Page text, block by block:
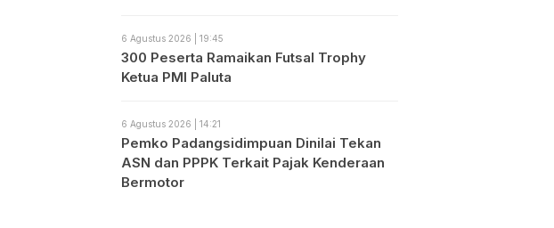
6 Agustus 2026 | 19:45
300 Peserta Ramaikan Futsal Trophy
Ketua PMI Paluta
6 Agustus 2026 | 14:21
Pemko Padangsidimpuan Dinilai Tekan
ASN dan PPPK Terkait Pajak Kenderaan
Bermotor